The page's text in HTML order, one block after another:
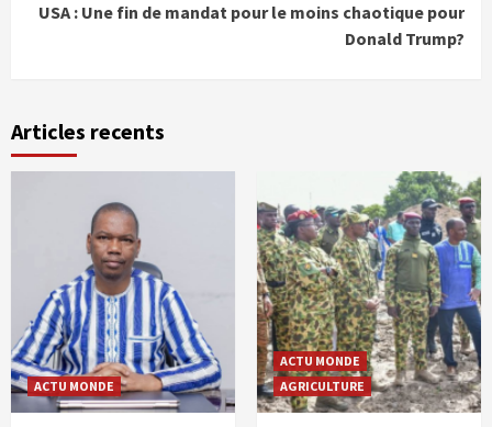
USA : Une fin de mandat pour le moins chaotique pour
Donald Trump?
Articles recents
ACTU MONDE
ACTU MONDE
AGRICULTURE